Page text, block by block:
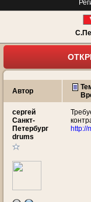
Автор
сергей
Санкт-
Петербург
drums
http://